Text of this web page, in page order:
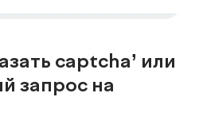
captcha’ или
запрос на